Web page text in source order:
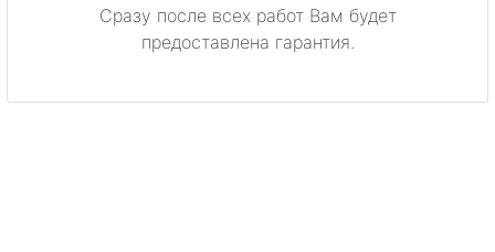
Сразу после всех работ Вам будет
предоставлена гарантия.